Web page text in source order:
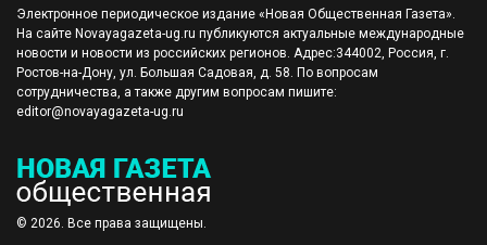
Электронное периодическое издание «Новая Общественная Газета».
На сайте Novayagazeta-ug.ru публикуются актуальные международные
новости и новости из российских регионов. Адрес:344002, Россия, г.
Ростов-на-Дону, ул. Большая Садовая, д. 58. По вопросам
сотрудничества, а также другим вопросам пишите:
editor@novayagazeta-ug.ru
© 2026. Все права защищены.